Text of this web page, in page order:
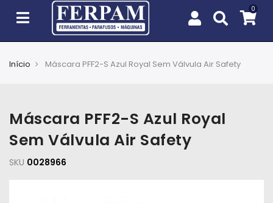
e
Jardim
EPIs
Início Máscara PFF2-S Azul Royal Sem Válvula Air Safety
Máscara PFF2-S Azul Royal
Sem Válvula Air Safety
SKU 0028966